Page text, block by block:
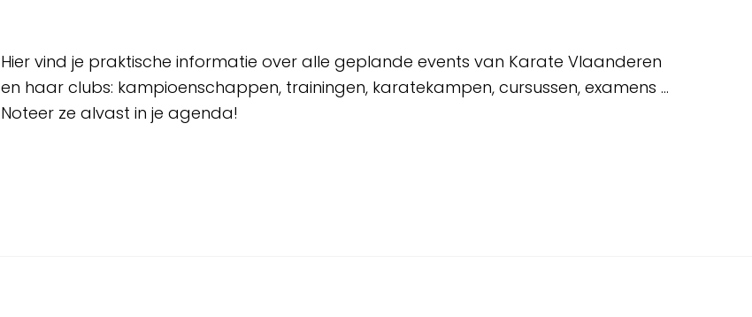
Hier vind je praktische informatie over alle geplande events van Karate Vlaanderen
en haar clubs: kampioenschappen, trainingen, karatekampen, cursussen, examens …
Noteer ze alvast in je agenda!